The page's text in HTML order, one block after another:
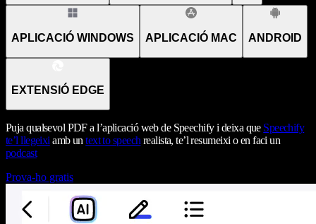
APLICACIÓ WINDOWS APLICACIÓ MAC ANDROID
EXTENSIÓ EDGE
Puja qualsevol PDF a l’aplicació web de Speechify i deixa que Speechify
te’l llegeixi amb untext to speech realista, te’l resumeixi o en faci un
podcast
Prova-ho gratis